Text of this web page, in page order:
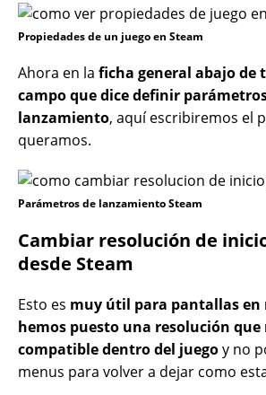
Propiedades de un juego en Steam
Ahora en la ficha general abajo de
campo que dice definir
lanzamiento, aquí escribiremos el
queramos.
Parámetros de lanzamiento Steam
Cambiar resolución de
desde Steam
Esto es muy útil para pantallas en
hemos puesto una resolución que
compatible dentro del juegoy no
menus para volver a dejar como